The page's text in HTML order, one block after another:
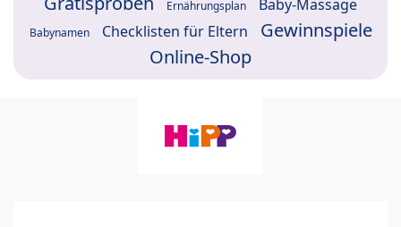
Ernährungsplan Baby-Massage
Babynamen Checklisten für Eltern
Gewinnspiele
Online-Shop